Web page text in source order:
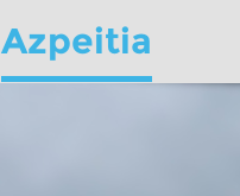
Azpeitia